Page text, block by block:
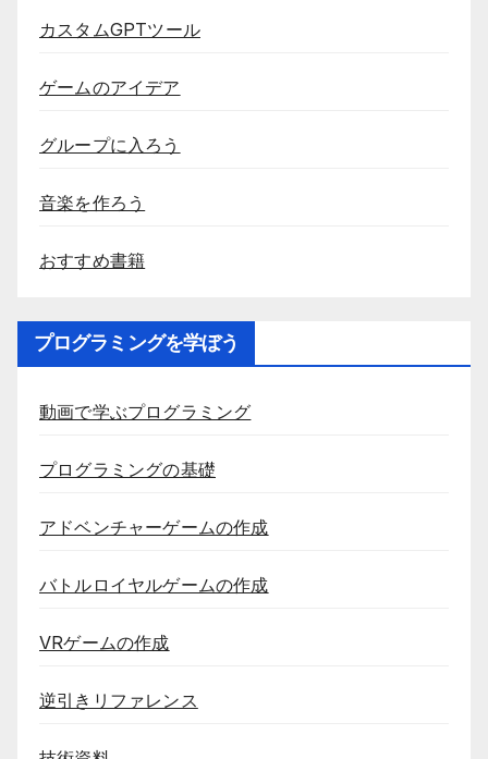
カスタムGPTツール
ゲームのアイデア
グループに入ろう
音楽を作ろう
おすすめ書籍
プログラミングを学ぼう
動画で学ぶプログラミング
プログラミングの基礎
アドベンチャーゲームの作成
バトルロイヤルゲームの作成
VRゲームの作成
逆引きリファレンス